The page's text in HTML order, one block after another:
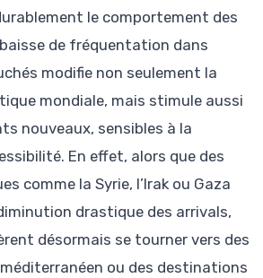
le comportement des
de fréquentation dans
modifie non seulement la
mondiale, mais stimule aussi
nouveaux, sensibles à la
En effet, alors que des
comme la Syrie, l’Irak ou Gaza
drastique des arrivals,
désormais se tourner vers des
ou des destinations